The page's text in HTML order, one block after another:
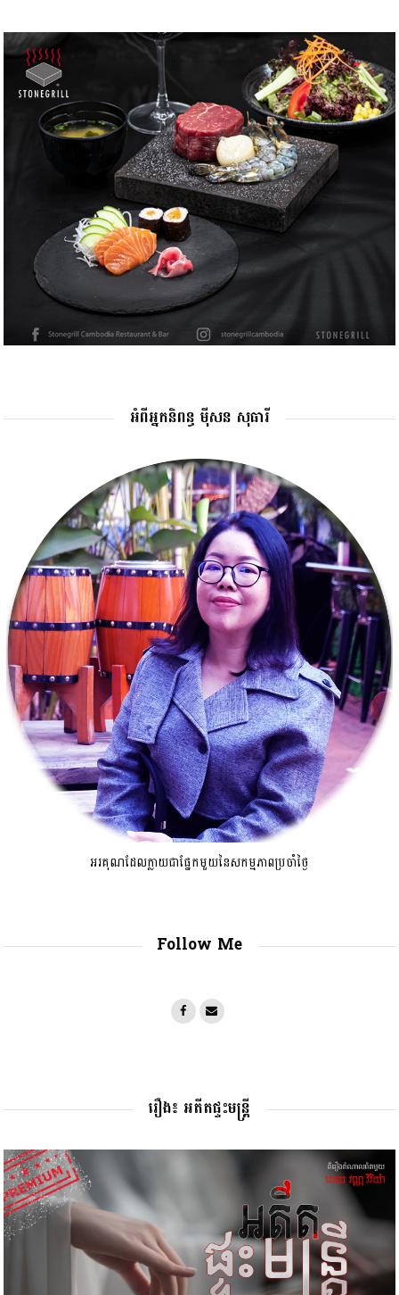
អំពីអ្នកនិពន្ធ ម៉ីសន សុធារី
អរគុណដែលក្លាយជាផ្នែកមួយនៃសកម្មភាពប្រចាំថ្ងៃ
Follow Me
រឿង៖ អតីតផ្ទះមន្រ្តី